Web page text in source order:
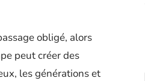
obligé, alors
peut créer des
les générations et